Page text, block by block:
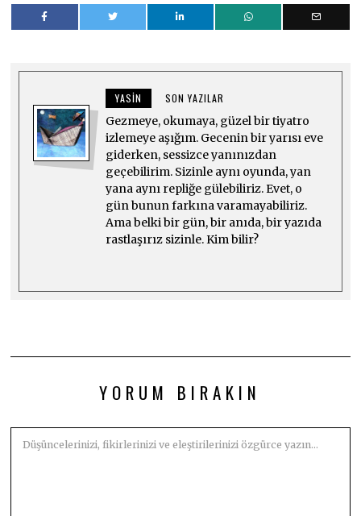
YASIN SON YAZILAR
Gezmeye, okumaya, güzel bir tiyatro
izlemeye aşığım. Gecenin bir yarısı eve
giderken, sessizce yanınızdan
geçebilirim. Sizinle aynı oyunda, yan
yana aynı repliğe gülebiliriz. Evet, o
gün bunun farkına varamayabiliriz.
Ama belki bir gün, bir anıda, bir yazıda
rastlaşırız sizinle. Kim bilir?
YORUM BIRAKIN